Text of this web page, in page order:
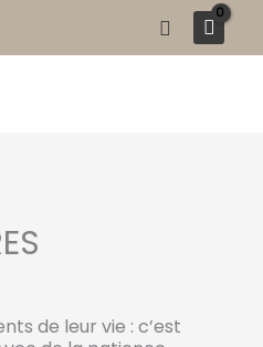
de leur vie : c’est